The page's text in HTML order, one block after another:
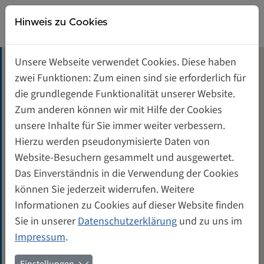
Direkt zur Hauptnavigation springen
Direkt zum Inhalt springen
Ein Grünes Geschenk für die
WeiberWirtschaft
Im Jahre 2014 erreichte den Vorstand der Brief einer
Genossenschafterin, die sich Gedanken über die
Zukunft ihres schönen Gartengrundstückes machte,
das im Umland von Berlin liegt. Eine wichtige Option sei
für sie, so schrieb sie uns, den Garten für eine Nutzung
zu öffnen, die über den privaten Gebrauch hinausgeht,
also vielen zugutekommt. Der Brief endete mit der
Frage: „Ist es für die WeiberWirtschaft denkbar, ihr das
Gründerinnen- und Unternehmerinnenzentrum
Tagungsräume mieten
Unterstützung für Gründerinnen
Genossenschaft von und für Frauen
Kontakt
Hinweis zu Cookies
Unsere Webseite verwendet Cookies. Diese haben
zwei Funktionen: Zum einen sind sie erforderlich für
die grundlegende Funktionalität unserer Website.
Zum anderen können wir mit Hilfe der Cookies
unsere Inhalte für Sie immer weiter verbessern.
Hierzu werden pseudonymisierte Daten von
Website-Besuchern gesammelt und ausgewertet.
Das Einverständnis in die Verwendung der Cookies
können Sie jederzeit widerrufen. Weitere
Informationen zu Cookies auf dieser Website finden
Sie in unsererDatenschutzerklärung und zu uns im
Impressum.